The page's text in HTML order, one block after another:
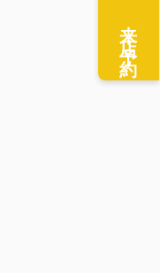
来店予約